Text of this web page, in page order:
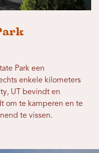
Park een
enkele kilometers
UT bevindt en
om te kamperen en te
te vissen.